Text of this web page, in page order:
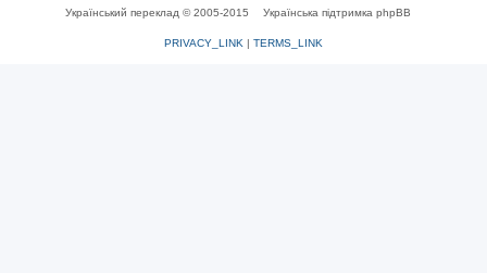
Український переклад © 2005-2015 Українська підтримка phpBB
PRIVACY_LINK | TERMS_LINK